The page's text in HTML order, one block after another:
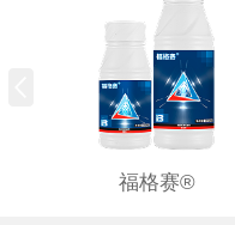
福格赛®